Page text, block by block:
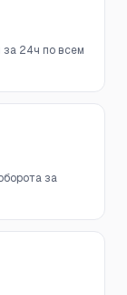
24ч по всем
за